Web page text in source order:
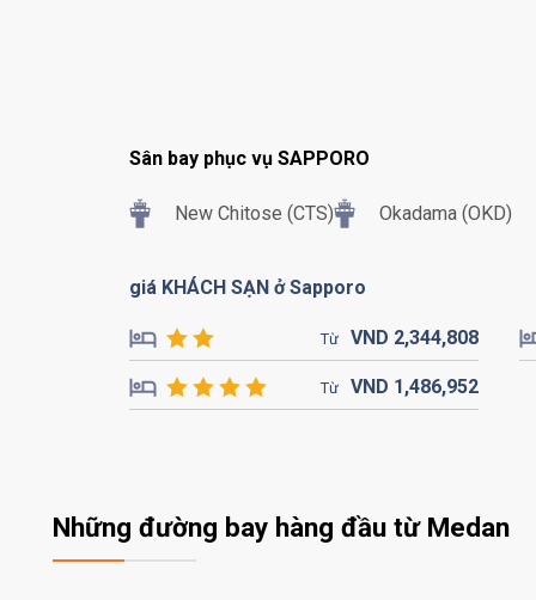
Sân bay phục vụ SAPPORO
New Chitose (CTS) Okadama (OKD)
giá KHÁCH SẠN ở Sapporo
Từ VND 2,344,808
Từ VND 1,486,952
Những đường bay hàng đầu từ Medan